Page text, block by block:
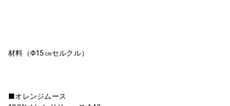
材料（Φ15㎝セルクル）
■オレンジムース